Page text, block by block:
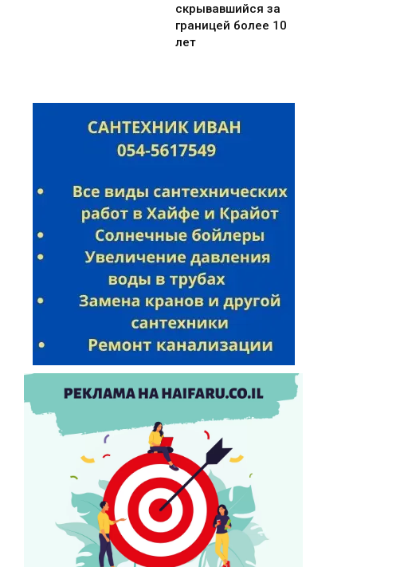
скрывавшийся за
границей более 10
лет